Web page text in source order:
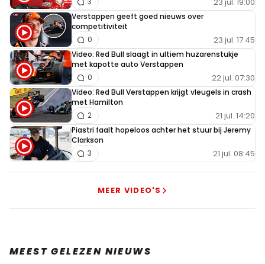
Verstappen geeft goed nieuws over
competitiviteit
23 jul. 17:45
0
Video: Red Bull slaagt in ultiem huzarenstukje
met kapotte auto Verstappen
22 jul. 07:30
0
Video: Red Bull Verstappen krijgt vleugels in crash
met Hamilton
21 jul. 14:20
2
Piastri faalt hopeloos achter het stuur bij Jeremy
Clarkson
21 jul. 08:45
3
MEER VIDEO'S
MEEST GELEZEN NIEUWS